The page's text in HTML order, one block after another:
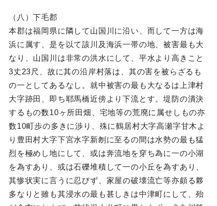
（八）下毛郡
本郡は福岡県に隣して山国川に沿い、而して一方は海
浜に属す、是を以て該川及海浜一帯の地、被害最も大
なり、山国川は非常の洪水にして、平水より高きこと
3丈23尺、故に其の沿岸村落は、其の害を被らざるも
の一としてあるなし。就中被害の最も大なるは上津村
大字跡田、即ち耶馬橋近傍より下流とす。堤防の潰決
するもの数10ヶ所田畑、宅地等の荒廃に属せしもの亦
数10町歩の多きに渉り、殊に鶴居村大字高瀬字甘木よ
り豊田村大字下宮水字新刎に至るの間は水勢の最も猛
烈を極めし地にして、或は奔流地を穿ち為に一の小湖
を為すあり、或は石礫堆積して一の小丘を為すあり、
其惨状実に言うに忍びず、家屋の破壊流亡等亦頗る夥
多なりと雖も其浸水の最も甚しきは中津町にして、殆